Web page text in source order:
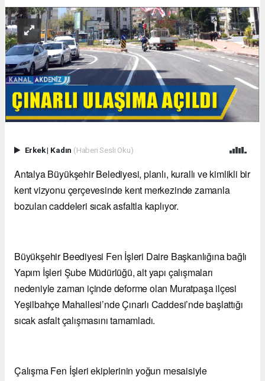
Erkek| Kadın (Haberi Sesli Oku)
Antalya Büyükşehir Belediyesi, planlı, kurallı ve kimlikli bir
kent vizyonu çerçevesinde kent merkezinde zamanla
bozulan caddeleri sıcak asfaltla kaplıyor.
Büyükşehir Beediyesi Fen İşleri Daire Başkanlığına bağlı
Yapım İşleri Şube Müdürlüğü, alt yapı çalışmaları
nedeniyle zaman içinde deforme olan Muratpaşa ilçesi
Yeşilbahçe Mahallesi’nde Çınarlı Caddesi’nde başlattığı
sıcak asfalt çalışmasını tamamladı.
Çalışma Fen İşleri ekiplerinin yoğun mesaisiyle